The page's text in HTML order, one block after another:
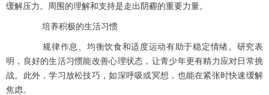
缓解压力。周围的理解和支持是走出阴霾的重要力量。
培养积极的生活习惯
规律作息、均衡饮食和适度运动有助于稳定情绪。研究表
明，良好的生活习惯能改善心理状态，让青少年更有精力应对日常挑
战。此外，学习放松技巧，如深呼吸或冥想，也能在紧张时快速缓解
焦虑。